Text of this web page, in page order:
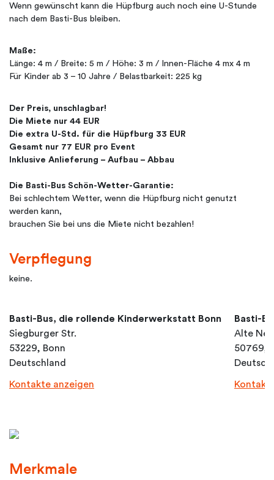
Wenn gewünscht kann die Hüpfburg auch noch eine U-Stunde
nach dem Basti-Bus bleiben.
Maße:
Länge: 4 m / Breite: 5 m / Höhe: 3 m / Innen-Fläche 4 mx 4 m
Für Kinder ab 3 – 10 Jahre / Belastbarkeit: 225 kg
Der Preis, unschlagbar!
Die Miete nur 44 EUR
Die extra U-Std. für die Hüpfburg 33 EUR
Gesamt nur 77 EUR pro Event
Inklusive Anlieferung – Aufbau – Abbau
Die Basti-Bus Schön-Wetter-Garantie:
Bei schlechtem Wetter, wenn die Hüpfburg nicht genutzt
werden kann,
brauchen Sie bei uns die Miete nicht bezahlen!
Verpflegung
keine.
Basti-Bus, die rollende Kinderwerkstatt Bonn
Siegburger Str.
53229, Bonn
Deutschland
Kontakte anzeigen
Basti-
Alte
50769,
Merkmale